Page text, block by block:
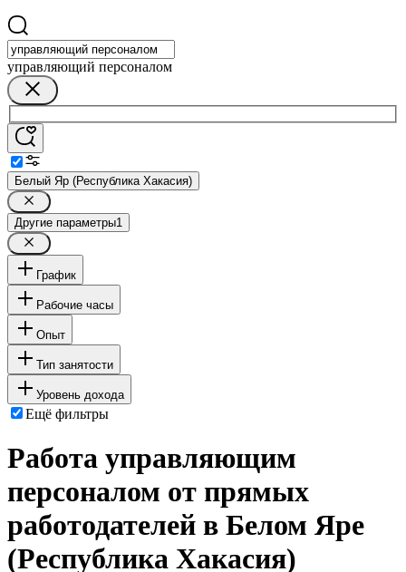
управляющий персоналом
Белый Яр (Республика Хакасия)
Другие параметры1
График
Рабочие часы
Опыт
Тип занятости
Уровень дохода
Ещё фильтры
Работа управляющим
персоналом от прямых
работодателей в Белом Яре
(Республика Хакасия)